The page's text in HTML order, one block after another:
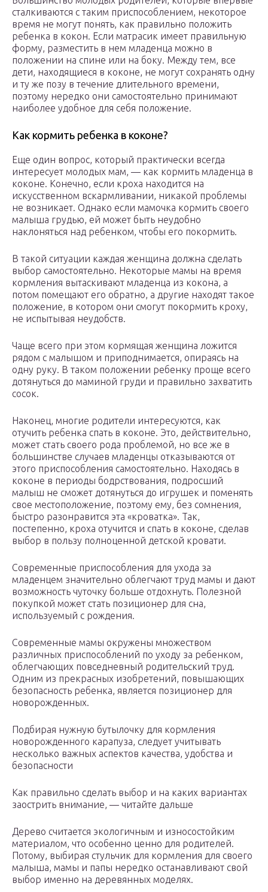
сталкиваются с таким приспособлением, некоторое
время не могут понять, как правильно положить
ребенка в кокон. Если матрасик имеет правильную
форму, разместить в нем младенца можно в
положении на спине или на боку. Между тем, все
дети, находящиеся в коконе, не могут сохранять одну
и ту же позу в течение длительного времени,
поэтому нередко они самостоятельно принимают
наиболее удобное для себя положение.
Как кормить ребенка в коконе?
Еще один вопрос, который практически всегда
интересует молодых мам, — как кормить младенца в
коконе. Конечно, если кроха находится на
искусственном вскармливании, никакой проблемы
не возникает. Однако если мамочка кормить своего
малыша грудью, ей может быть неудобно
наклоняться над ребенком, чтобы его покормить.
В такой ситуации каждая женщина должна сделать
выбор самостоятельно. Некоторые мамы на время
кормления вытаскивают младенца из кокона, а
потом помещают его обратно, а другие находят такое
положение, в котором они смогут покормить кроху,
не испытывая неудобств.
Чаще всего при этом кормящая женщина ложится
рядом с малышом и приподнимается, опираясь на
одну руку. В таком положении ребенку проще всего
дотянуться до маминой груди и правильно захватить
сосок.
Наконец, многие родители интересуются, как
отучить ребенка спать в коконе. Это, действительно,
может стать своего рода проблемой, но все же в
большинстве случаев младенцы отказываются от
этого приспособления самостоятельно. Находясь в
коконе в периоды бодрствования, подросший
малыш не сможет дотянуться до игрушек и поменять
свое местоположение, поэтому ему, без сомнения,
быстро разонравится эта «кроватка». Так,
постепенно, кроха отучится и спать в коконе, сделав
выбор в пользу полноценной детской кровати.
Современные приспособления для ухода за
младенцем значительно облегчают труд мамы и дают
возможность чуточку больше отдохнуть. Полезной
покупкой может стать позиционер для сна,
используемый с рождения.
Современные мамы окружены множеством
различных приспособлений по уходу за ребенком,
облегчающих повседневный родительский труд.
Одним из прекрасных изобретений, повышающих
безопасность ребенка, является позиционер для
новорожденных.
Подбирая нужную бутылочку для кормления
новорожденного карапуза, следует учитывать
несколько важных аспектов качества, удобства и
безопасности
Как правильно сделать выбор и на каких вариантах
заострить внимание, — читайте дальше
Дерево считается экологичным и износостойким
материалом, что особенно ценно для родителей.
Потому, выбирая стульчик для кормления для своего
малыша, мамы и папы нередко останавливают свой
выбор именно на деревянных моделях.